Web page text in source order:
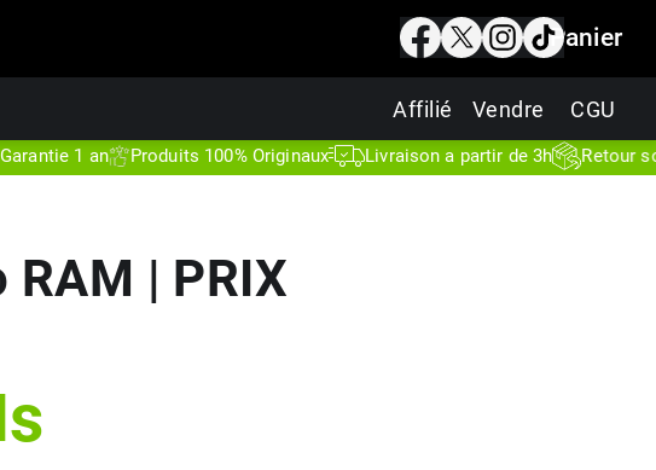
Panier
CGU
Vendre
Affilié
1 an Produits 100% Originaux Livraison a partir de 3h Retour sous 7
| PRIX